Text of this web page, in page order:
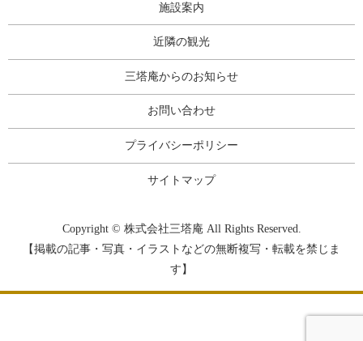
施設案内
近隣の観光
三塔庵からのお知らせ
お問い合わせ
プライバシーポリシー
サイトマップ
Copyright © 株式会社三塔庵 All Rights Reserved.
【掲載の記事・写真・イラストなどの無断複写・転載を禁じま
す】